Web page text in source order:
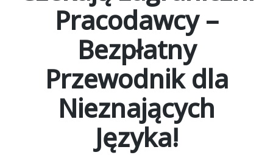
Pracodawcy –
Bezpłatny
Przewodnik dla
Nieznających
Języka!